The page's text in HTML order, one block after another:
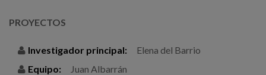
Noticias
PROYECTOS
Investigador principal:
Elena del Barrio
Equipo:
Juan Albarrán